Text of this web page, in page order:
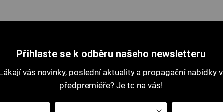
Přihlaste se k odběru našeho newsletteru
Lákají vás novinky, poslední aktuality a propagační nabídky v
předpremiéře? Je to na vás!